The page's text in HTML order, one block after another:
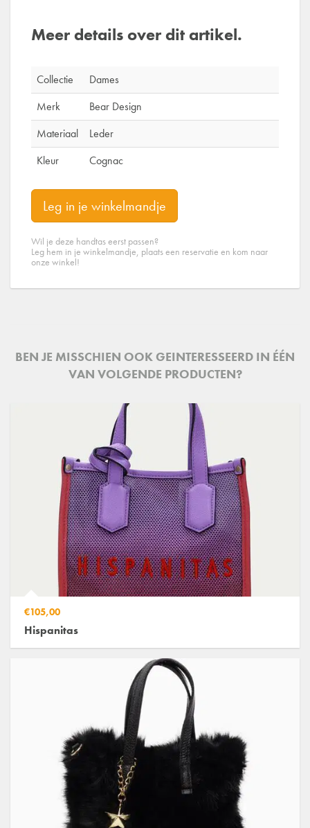
Meer details over dit artikel.
Collectie
Dames
Merk
Bear Design
Materiaal
Leder
Kleur
Cognac
Leg in je winkelmandje
Wil je deze handtas eerst passen?
Leg hem in je winkelmandje, plaats een reservatie en kom naar
onze winkel!
BEN JE MISSCHIEN OOK GEINTERESSEERD IN ÉÉN
VAN VOLGENDE PRODUCTEN?
€105,00
Hispanitas